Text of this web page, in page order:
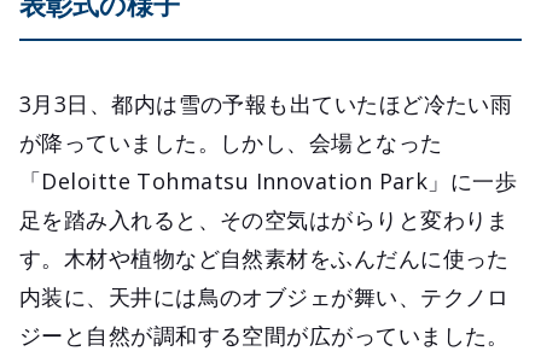
3月3日、都内は雪の予報も出ていたほど冷たい雨
が降っていました。しかし、会場となった
「Deloitte Tohmatsu Innovation Park」に一歩
足を踏み入れると、その空気はがらりと変わりま
す。木材や植物など自然素材をふんだんに使った
内装に、天井には鳥のオブジェが舞い、テクノロ
ジーと自然が調和する空間が広がっていました。